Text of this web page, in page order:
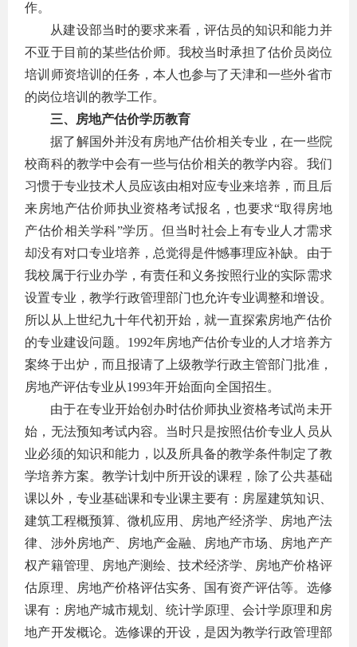
作。
从建设部当时的要求来看，评估员的知识和能力并
不亚于目前的某些估价师。我校当时承担了估价员岗位
培训师资培训的任务，本人也参与了天津和一些外省市
的岗位培训的教学工作。
三、房地产估价学历教育
据了解国外并没有房地产估价相关专业，在一些院
校商科的教学中会有一些与估价相关的教学内容。我们
习惯于专业技术人员应该由相对应专业来培养，而且后
来房地产估价师执业资格考试报名，也要求“取得房地
产估价相关学科”学历。但当时社会上有专业人才需求
却没有对口专业培养，总觉得是件憾事理应补缺。由于
我校属于行业办学，有责任和义务按照行业的实际需求
设置专业，教学行政管理部门也允许专业调整和增设。
所以从上世纪九十年代初开始，就一直探索房地产估价
的专业建设问题。1992年房地产估价专业的人才培养方
案终于出炉，而且报请了上级教学行政主管部门批准，
房地产评估专业从1993年开始面向全国招生。
由于在专业开始创办时估价师执业资格考试尚未开
始，无法预知考试内容。当时只是按照估价专业人员从
业必须的知识和能力，以及所具备的教学条件制定了教
学培养方案。教学计划中所开设的课程，除了公共基础
课以外，专业基础课和专业课主要有：房屋建筑知识、
建筑工程概预算、微机应用、房地产经济学、房地产法
律、涉外房地产、房地产金融、房地产市场、房地产产
权产籍管理、房地产测绘、技术经济学、房地产价格评
估原理、房地产价格评估实务、国有资产评估等。选修
课有：房地产城市规划、统计学原理、会计学原理和房
地产开发概论。选修课的开设，是因为教学行政管理部